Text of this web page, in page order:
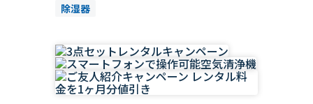
除湿器